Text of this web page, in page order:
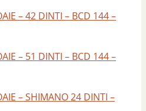
– 42 DINTI – BCD 144 –
– 51 DINTI – BCD 144 –
– SHIMANO 24 DINTI –